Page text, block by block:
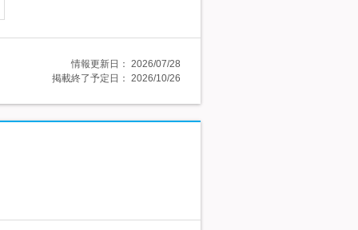
情報更新日： 2026/07/28
掲載終了予定日： 2026/10/26